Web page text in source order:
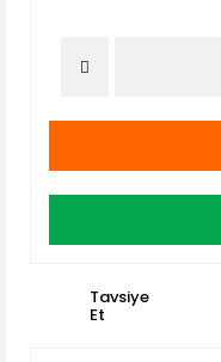
Tavsiye
Et